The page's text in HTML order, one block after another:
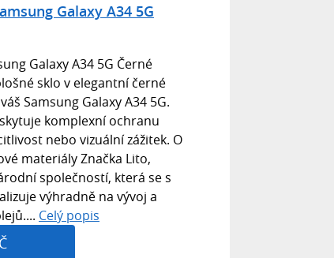
Galaxy A34 5G
Galaxy A34 5G Černé
sklo v elegantní černé
Samsung Galaxy A34 5G.
komplexní ochranu
nebo vizuální zážitek. O
materiály Značka Lito,
společností, která se s
výhradně na vývoj a
Celý popis